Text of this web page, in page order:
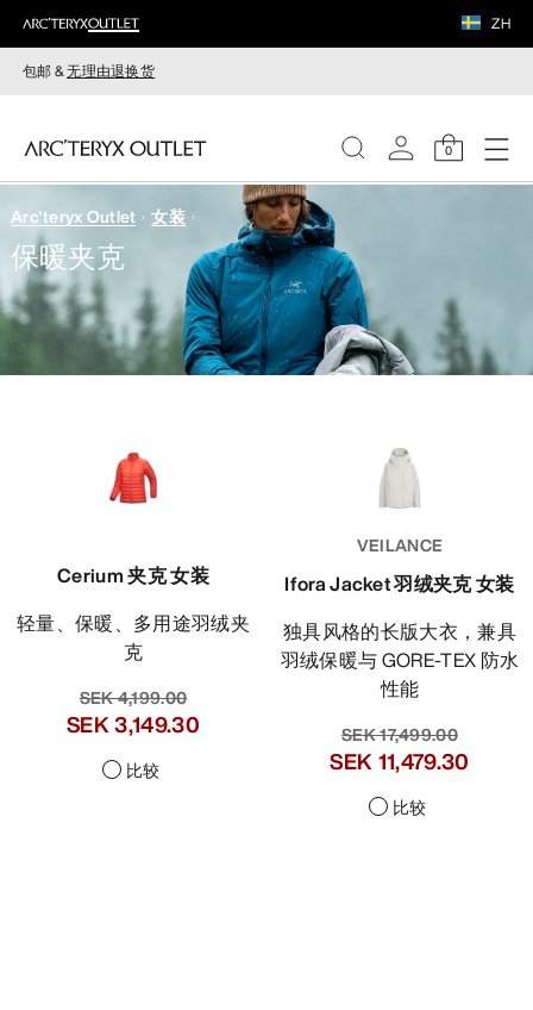
ZH
包邮 &无理由退换货
0
女装
男装
Arc'teryx Outlet 女装
保暖夹克
Cerium 夹克 女装
轻量、保暖、多用途羽绒夹
克
SEK 4,199.00
SEK 3,149.30
比较
VEILANCE
Ifora Jacket 羽绒夹克 女装
独具风格的长版大衣，兼具
羽绒保暖与 GORE-TEX 防水
性能
SEK 17,499.00
SEK 11,479.30
比较